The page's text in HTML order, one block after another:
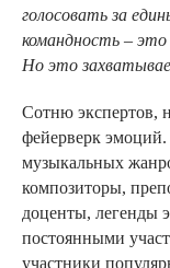
голосовать за
командность – это
Но это
Сотню экспертов,
фейерверк
музыкальных
композиторы,
доценты, легенды
постоянными
участники